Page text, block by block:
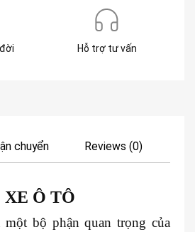
Hỗ trợ tư vấn
chuyển Reviews (0)
XE Ô TÔ
bộ phận quan trọng của